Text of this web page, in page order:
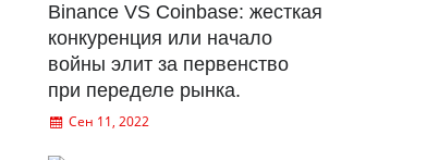
Binance VS Coinbase: жесткая
конкуренция или начало
войны элит за первенство
при переделе рынка.
Сен 11, 2022